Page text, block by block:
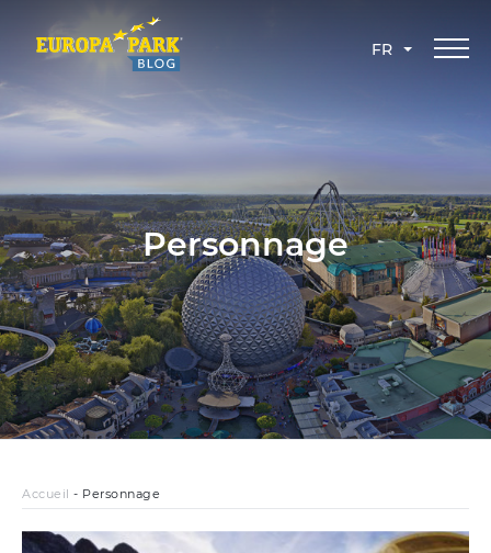
FR
Personnage
Accueil - Personnage